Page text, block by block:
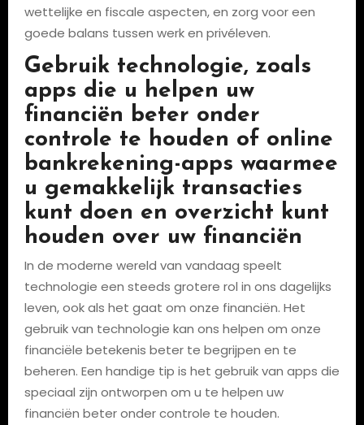
wettelijke en fiscale aspecten, en zorg voor een
goede balans tussen werk en privéleven.
Gebruik technologie, zoals
apps die u helpen uw
financiën beter onder
controle te houden of online
bankrekening-apps waarmee
u gemakkelijk transacties
kunt doen en overzicht kunt
houden over uw financiën
In de moderne wereld van vandaag speelt
technologie een steeds grotere rol in ons dagelijks
leven, ook als het gaat om onze financiën. Het
gebruik van technologie kan ons helpen om onze
financiële betekenis beter te begrijpen en te
beheren. Een handige tip is het gebruik van apps die
speciaal zijn ontworpen om u te helpen uw
financiën beter onder controle te houden.